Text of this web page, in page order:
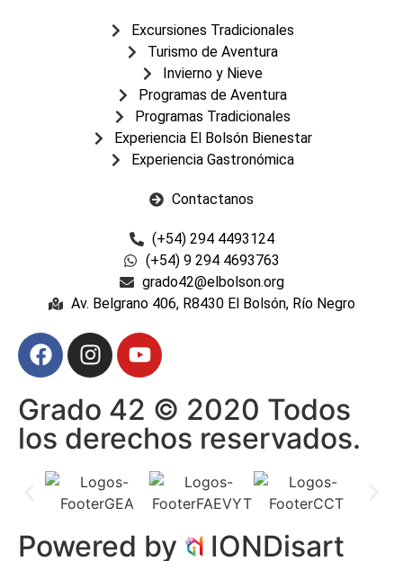
Excursiones Tradicionales
Turismo de Aventura
Invierno y Nieve
Programas de Aventura
Programas Tradicionales
Experiencia El Bolsón Bienestar
Experiencia Gastronómica
Contactanos
(+54) 294 4493124
(+54) 9 294 4693763
grado42@elbolson.org
Av. Belgrano 406, R8430 El Bolsón, Río Negro
Grado 42 © 2020 Todos
los derechos reservados.
Powered by IONDisart